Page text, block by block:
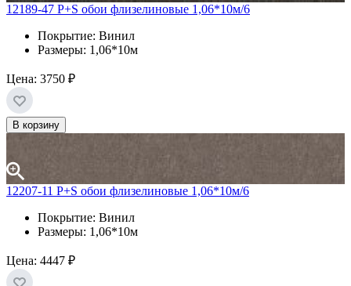
12189-47 P+S обои флизелиновые 1,06*10м/6
Покрытие: Винил
Размеры: 1,06*10м
Цена: 3750 ₽
В корзину
12207-11 P+S обои флизелиновые 1,06*10м/6
Покрытие: Винил
Размеры: 1,06*10м
Цена: 4447 ₽